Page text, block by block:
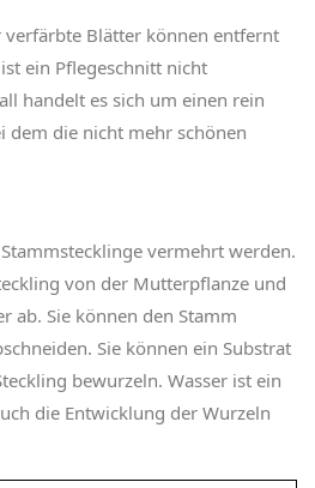
verfärbte Blätter können entfernt
ein Pflegeschnitt nicht
handelt es sich um einen rein
dem die nicht mehr schönen
vermehrt werden.
von der Mutterpflanze und
ab. Sie können den Stamm
Sie können ein Substrat
bewurzeln. Wasser ist ein
die Entwicklung der Wurzeln